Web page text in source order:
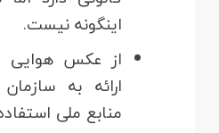
اینگونه نیست.
از عکس هوایی
ارائه به
منابع ملی